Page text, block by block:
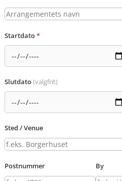
Startdato*
Slutdato(valgfrit)
Sted / Venue
Postnummer By